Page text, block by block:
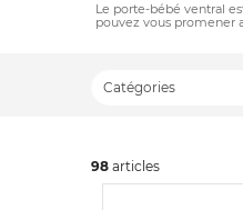
Le porte-bébé ventral
pouvez vous promener
Catégories
98 articles